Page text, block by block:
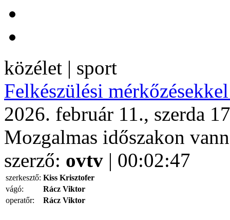
közélet | sport
Felkészülési
2026. február 11., szerda
Mozgalmas időszakon
szerző: ovtv | 00:02:47
szerkesztő: Kiss Krisztofer
vágó:
Rácz Viktor
operatőr:
Rácz Viktor